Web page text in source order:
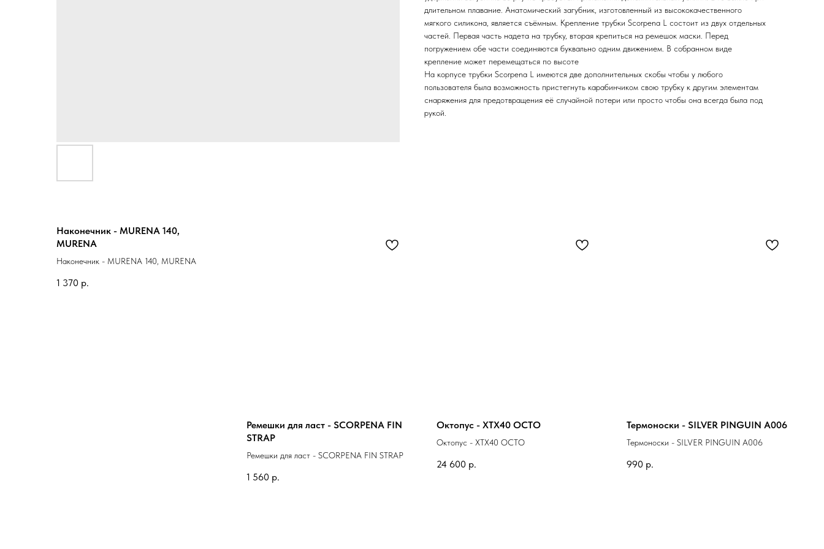
длительном плавание. Анатомический загубник, изготовленный из высококачественного
мягкого силикона, является съёмным. Крепление трубки Scorpena L состоит из двух отдельных
частей. Первая часть надета на трубку, вторая крепиться на ремешок маски. Перед
погружением обе части соединяются буквально одним движением. В собранном виде
крепление может перемещаться по высоте
На корпусе трубки Scorpena L имеются две дополнительных скобы чтобы у любого
пользователя была возможность пристегнуть карабинчиком свою трубку к другим элементам
снаряжения для предотвращения её случайной потери или просто чтобы она всегда была под
рукой.
Наконечник - MURENA 140,
MURENA
Наконечник - MURENA 140, MURENA
1 370 р.
Ремешки для ласт - SCORPENA FIN
STRAP
Ремешки для ласт - SCORPENA FIN STRAP
1 560 р.
Октопус - XTX40 OCTO
Октопус - XTX40 OCTO
24 600 р.
Термоноски - SILVER PINGUIN A006
Термоноски - SILVER PINGUIN A006
990 р.